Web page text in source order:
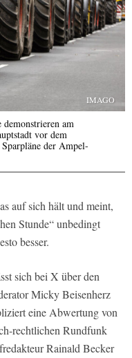
IMAGO
am
vor dem
der Ampel-
auf sich hält und meint,
Stunde“ unbedingt
besser.
sich bei X über den
Micky Beisenherz
eine Abwertung von
rechtlichen Rundfunk
Rainald Becker